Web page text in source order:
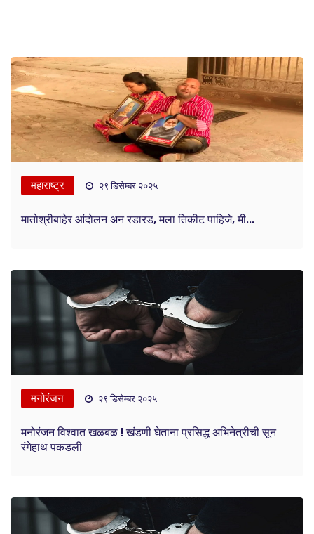
महाराष्ट्र २९ डिसेम्बर २०२५
मातोश्रीबाहेर आंदोलन अन रडारड, मला तिकीट पाहिजे, मी...
मनोरंजन २९ डिसेम्बर २०२५
मनोरंजन विश्वात खळबळ ! खंडणी घेताना प्रसिद्ध अभिनेत्रीची सून
रंगेहाथ पकडली